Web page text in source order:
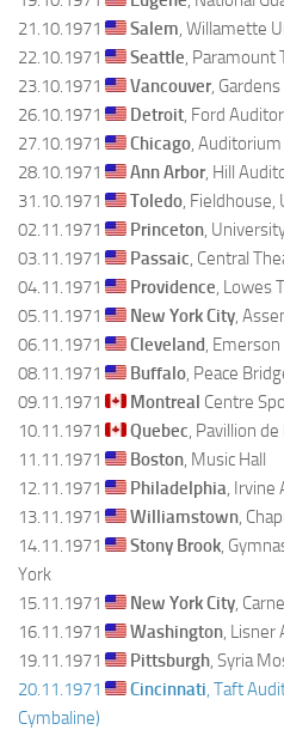
21.10.1971
Salem, Willamette
22.10.1971
Seattle, Paramount
23.10.1971
Vancouver, Gardens
26.10.1971
Detroit, Ford
27.10.1971
Chicago,
28.10.1971
Ann Arbor, Hill
31.10.1971
Toledo, Fieldhouse,
02.11.1971
Princeton,
03.11.1971
Passaic, Central
04.11.1971
Providence, Lowes
05.11.1971
New York City,
06.11.1971
Cleveland,
08.11.1971
Buffalo, Peace
09.11.1971
Montreal Centre
10.11.1971
Quebec, Pavillion de
11.11.1971
Boston, Music Hall
12.11.1971
Philadelphia, Irvine
13.11.1971
Williamstown,
14.11.1971
Stony Brook,
York
15.11.1971
New York City,
16.11.1971
Washington, Lisner
19.11.1971
Pittsburgh, Syria
20.11.1971
Cincinnati, Taft
Cymbaline)